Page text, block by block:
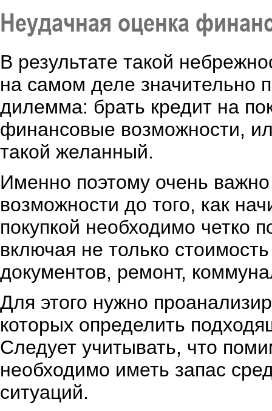
Неудачная оценка
В результате такой
на самом деле значительно
дилемма: брать кредит на
финансовые возможности,
такой желанный.
Именно поэтому очень
возможности до того, как
покупкой необходимо четко
включая не только
документов, ремонт,
Для этого нужно
которых определить
Следует учитывать, что
необходимо иметь запас
ситуаций.